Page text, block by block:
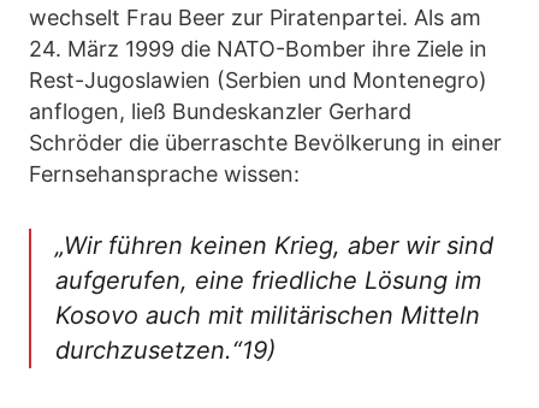
wechselt Frau Beer zur Piratenpartei. Als am
24. März 1999 die NATO-Bomber ihre Ziele in
Rest-Jugoslawien (Serbien und Montenegro)
anflogen, ließ Bundeskanzler Gerhard
Schröder die überraschte Bevölkerung in einer
Fernsehansprache wissen:
„Wir führen keinen Krieg, aber wir sind
aufgerufen, eine friedliche Lösung im
Kosovo auch mit militärischen Mitteln
durchzusetzen.“19)